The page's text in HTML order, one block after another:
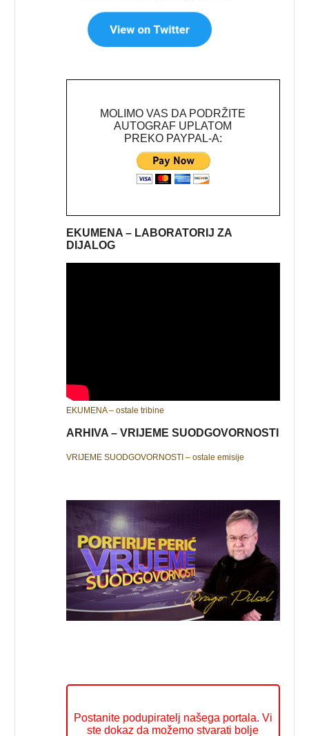
MOLIMO VAS DA PODRŽITE
AUTOGRAF UPLATOM
PREKO PAYPAL-A:
EKUMENA – LABORATORIJ ZA
DIJALOG
EKUMENA – ostale tribine
ARHIVA – VRIJEME SUODGOVORNOSTI
VRIJEME SUODGOVORNOSTI – ostale emisije
Postanite podupiratelj našega portala. Vi
ste dokaz da možemo stvarati bolje